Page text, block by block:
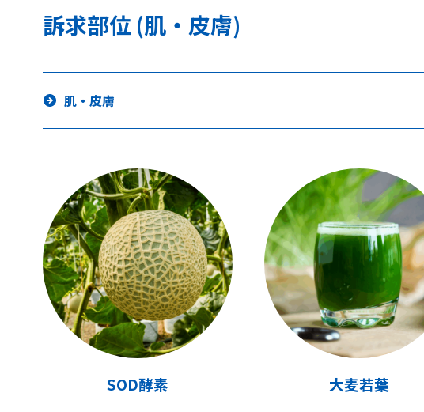
訴求部位 (肌・皮膚)
肌・皮膚
SOD酵素 大麦若葉